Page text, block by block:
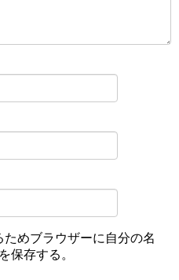
めブラウザーに自分の名
保存する。